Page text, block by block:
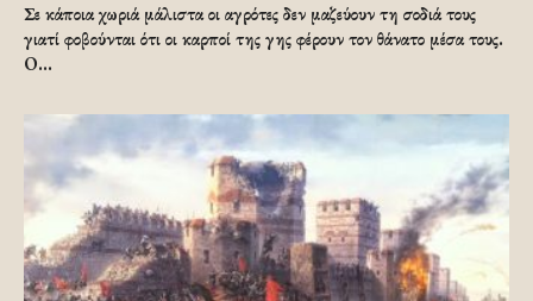
Σε κάποια χωριά μάλιστα οι αγρότες δεν μαζεύουν τη σοδιά τους
γιατί φοβούνται ότι οι καρποί της γης φέρουν τον θάνατο μέσα τους.
O...